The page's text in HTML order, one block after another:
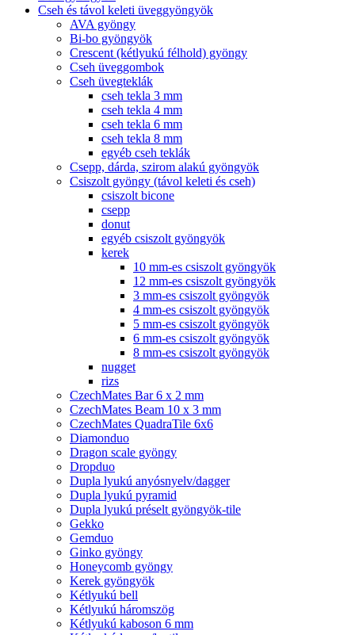
Cseh és távol keleti üveggyöngyök
AVA gyöngy
Bi-bo gyöngyök
Crescent (kétlyukú félhold) gyöngy
Cseh üveggombok
Cseh üvegteklák
cseh tekla 3 mm
cseh tekla 4 mm
cseh tekla 6 mm
cseh tekla 8 mm
egyéb cseh teklák
Csepp, dárda, szirom alakú gyöngyök
Csiszolt gyöngy (távol keleti és cseh)
csiszolt bicone
csepp
donut
egyéb csiszolt gyöngyök
kerek
10 mm-es csiszolt gyöngyök
12 mm-es csiszolt gyöngyök
3 mm-es csiszolt gyöngyök
4 mm-es csiszolt gyöngyök
5 mm-es csiszolt gyöngyök
6 mm-es csiszolt gyöngyök
8 mm-es csiszolt gyöngyök
nugget
rizs
CzechMates Bar 6 x 2 mm
CzechMates Beam 10 x 3 mm
CzechMates QuadraTile 6x6
Diamonduo
Dragon scale gyöngy
Dropduo
Dupla lyukú anyósnyelv/dagger
Dupla lyukú pyramid
Dupla lyukú préselt gyöngyök-tile
Gekko
Gemduo
Ginko gyöngy
Honeycomb gyöngy
Kerek gyöngyök
Kétlyukú bell
Kétlyukú háromszög
Kétlyukú kaboson 6 mm